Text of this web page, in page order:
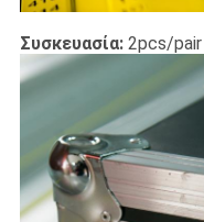
Συσκευασία:2pcs/pair